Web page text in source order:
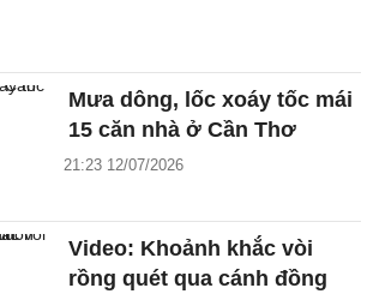
Mưa dông, lốc xoáy tốc mái
15 căn nhà ở Cần Thơ
21:23 12/07/2026
Video: Khoảnh khắc vòi
rồng quét qua cánh đồng